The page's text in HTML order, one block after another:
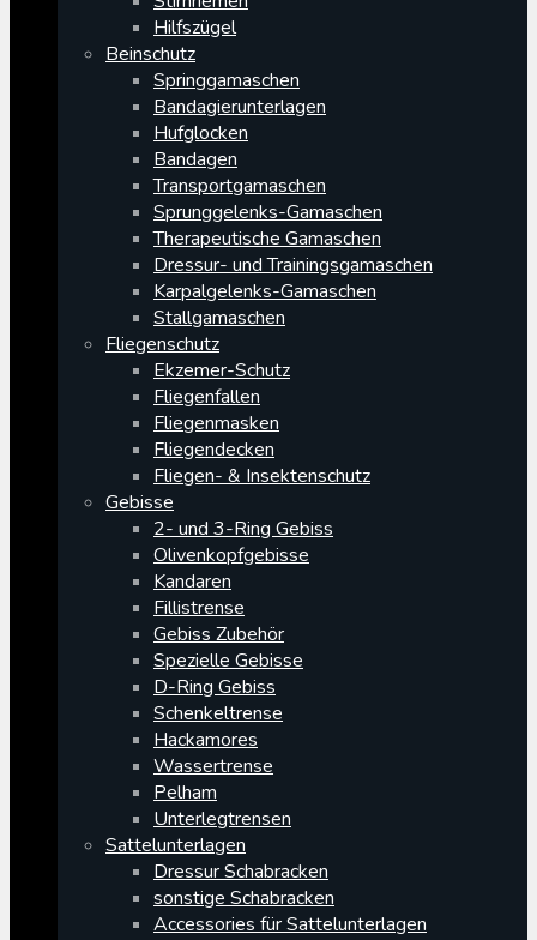
Hilfszügel
Beinschutz
Springgamaschen
Bandagierunterlagen
Hufglocken
Bandagen
Transportgamaschen
Sprunggelenks-Gamaschen
Therapeutische Gamaschen
Dressur- und Trainingsgamaschen
Karpalgelenks-Gamaschen
Stallgamaschen
Fliegenschutz
Ekzemer-Schutz
Fliegenfallen
Fliegenmasken
Fliegendecken
Fliegen- & Insektenschutz
Gebisse
2- und 3-Ring Gebiss
Olivenkopfgebisse
Kandaren
Fillistrense
Gebiss Zubehör
Spezielle Gebisse
D-Ring Gebiss
Schenkeltrense
Hackamores
Wassertrense
Pelham
Unterlegtrensen
Sattelunterlagen
Dressur Schabracken
sonstige Schabracken
Accessories für Sattelunterlagen